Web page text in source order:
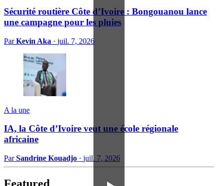
Sécurité routière Côte d’Ivoire : Bongouanou lance
une campagne pour les pluies
ParKevin Aka · juil. 7, 2026
A la une
IA, la Côte d’Ivoire veut une école régionale
africaine
ParSandrine Kouadjo · juil. 7, 2026